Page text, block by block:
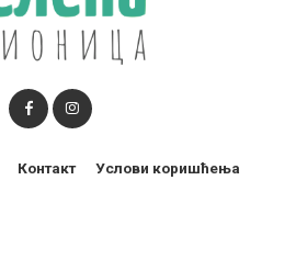
Контакт Услови коришћења